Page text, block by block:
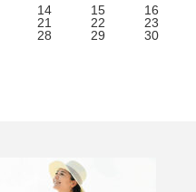
14 15
16
21 22
23
28 29
30